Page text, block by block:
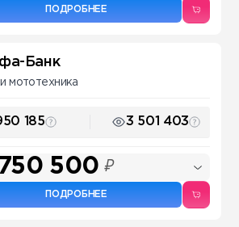
ПОДРОБНЕЕ
Банк
мототехника
185 3 501 403
500 ₽
ПОДРОБНЕЕ